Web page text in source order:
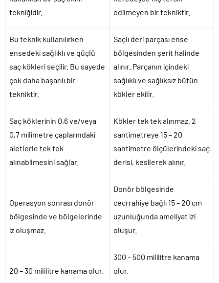
tekniğidir.
edilmeyen bir tekniktir.
Bu teknik kullanılırken
ensedeki sağlıklı ve güçlü
saç kökleri seçilir. Bu sayede
çok daha başarılı bir
tekniktir.
Saçlı deri parçası ense
bölgesinden şerit halinde
alınır. Parçanın içindeki
sağlıklı ve sağlıksız bütün
kökler ekilir.
Saç köklerinin 0,6 ve/veya
0,7 milimetre çaplarındaki
aletlerle tek tek
alınabilmesini sağlar.
Kökler tek tek alınmaz. 2
santimetreye 15 – 20
santimetre ölçülerindeki saç
derisi, kesilerek alınır.
Operasyon sonrası donör
bölgesinde ve bölgelerinde
iz oluşmaz.
Donör bölgesinde
cecrrahiye bağlı 15 – 20 cm
uzunluğunda ameliyat izi
oluşur.
20 – 30 mililitre kanama olur.
300 – 500 mililitre kanama
olur.